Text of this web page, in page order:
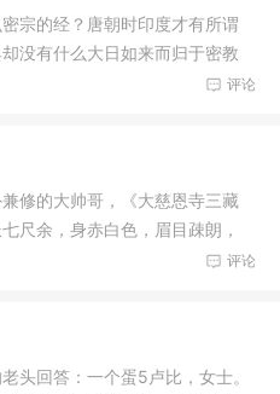
宗的经？唐朝时印度才有所谓
没有什么大日如来而归于密教
评论
修的大帅哥，《大慈恩寺三藏
尺余，身赤白色，眉目疎朗，
评论
头回答：一个蛋5卢比，女士。